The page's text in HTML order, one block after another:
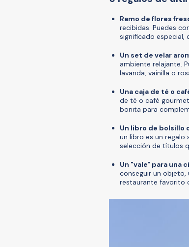
Ramo de flores
recibidas. Puedes
significado especial,
Un set de velar
ambiente relajante.
lavanda, vainilla o
Una caja de té o
de té o café
bonita para
Un libro de bolsillo
un libro es un regalo
selección de títulos
Un "vale" para una
conseguir un objeto,
restaurante favorito